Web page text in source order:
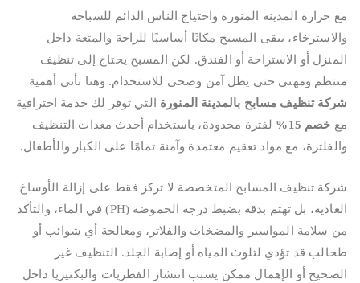
مع حرارة المدينة المنورة واحتياج الناس الدائم للسباحة
والاسترخاء، يبقى المسبح مكانًا أساسيًا للراحة والمتعة داخل
المنزل أو الاستراحة أو الفندق. لكن المسبح يحتاج إلى تنظيف
منتظم ومهني حتى يظل آمن وصحي للاستخدام. وهنا تأتي أهمية
شركة تنظيف مسابح بالمدينة المنورة التي توفر لك خدمة احترافية
مع خصم 15%
لفترة محدودة، باستخدام أحدث معدات التنظيف
والفلترة، مع مواد تعقيم معتمدة وآمنة تمامًا على الكبار والأطفال.
شركة تنظيف المسابح المتخصصة لا تركز فقط على إزالة الأوساخ
العادية، بل تهتم بدقة بضبط درجة الحموضة (PH) في الماء، والتأكد
من سلامة المواسير والمضخات والفلاتر، ومعالجة أي شوائب أو
طحالب قد تؤدي لتلوث المياه أو إصابة الجلد. التنظيف غير
الصحيح أو الإهمال ممكن يسبب انتشار الفطريات والبكتيريا داخل